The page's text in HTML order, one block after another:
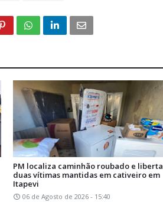
PM localiza caminhão roubado e liberta
duas vítimas mantidas em cativeiro em
Itapevi
06 de Agosto de 2026 - 15:40